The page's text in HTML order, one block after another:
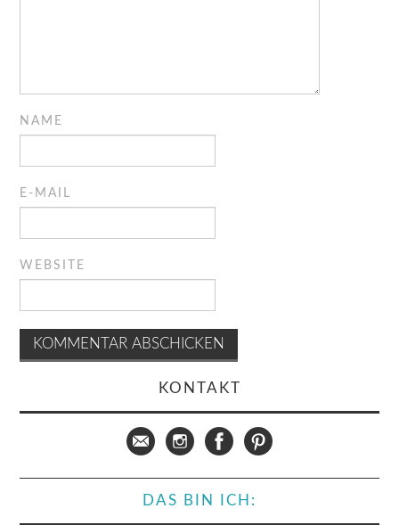
NAME
E-MAIL
WEBSITE
KONTAKT
DAS BIN ICH: